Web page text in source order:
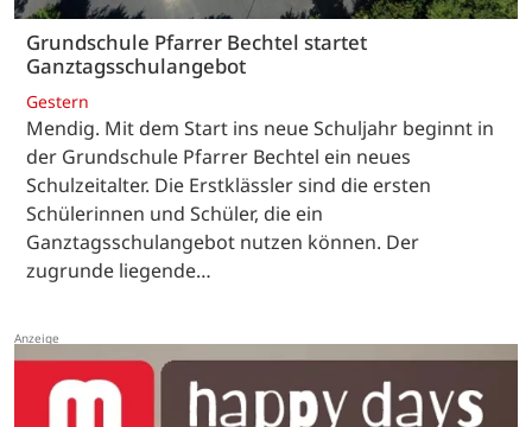
Grundschule Pfarrer Bechtel startet
Ganztagsschulangebot
Gestern
Mendig. Mit dem Start ins neue Schuljahr beginnt in
der Grundschule Pfarrer Bechtel ein neues
Schulzeitalter. Die Erstklässler sind die ersten
Schülerinnen und Schüler, die ein
Ganztagsschulangebot nutzen können. Der
zugrunde liegende…